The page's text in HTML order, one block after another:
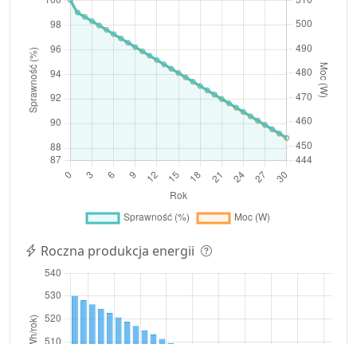
Roczna produkcja energii